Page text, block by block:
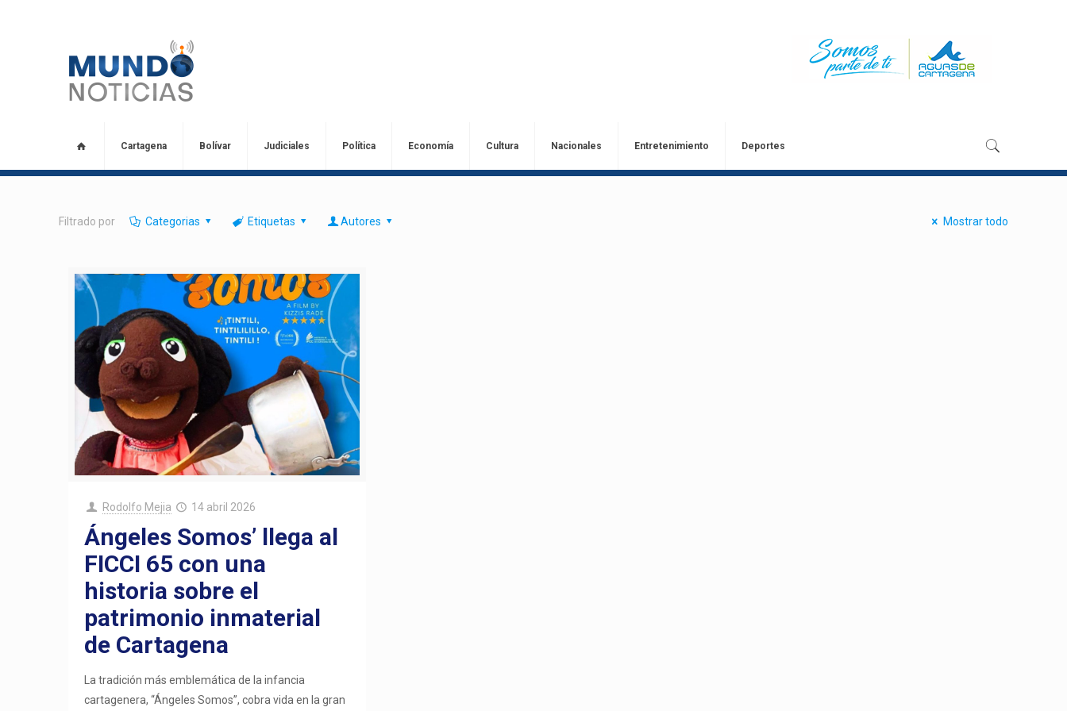
Cartagena Bolívar Judiciales Política Economía Cultura Nacionales Entretenimiento Deportes
Filtrado por Categorias Etiquetas Autores Mostrar todo
Rodolfo Mejia 14 abril 2026
Ángeles Somos’ llega al
FICCI 65 con una
historia sobre el
patrimonio inmaterial
de Cartagena
La tradición más emblemática de la infancia
cartagenera, “Ángeles Somos”, cobra vida en la gran